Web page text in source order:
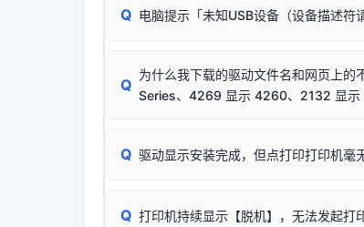
结论：只要
该报错是因为老款打印机官方使用的是旧
（提醒：此方式仅在安装老款驱动时临时开
首先确认打印机电源已开启，USB数据
排除线材松动后，可尝试更换一条
Q 电脑提示「未知USB设备（设备描述符
将USB数据线两端全部拔下，重新插紧
台式电脑请务必插在机箱后置USB插口
尝试更换一条带双磁环屏蔽的优质打印
Q
为什么我下载的驱动文件名和网页上
Series、4269 显示 4260、2132 显示
这是打印机行业普遍采用的**官方命名规
为了提高开发和维护效率，官方只会为该
Q 驱动显示安装完成，但点打印打印机毫
观察打印机指示灯： 🟢 绿灯常亮 通
Q 打印机持续显示【脱机】，无法发起打